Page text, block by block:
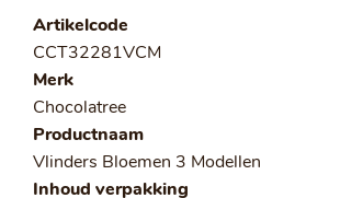
Artikelcode
CCT32281VCM
Merk
Chocolatree
Productnaam
Vlinders Bloemen 3 Modellen
Inhoud verpakking